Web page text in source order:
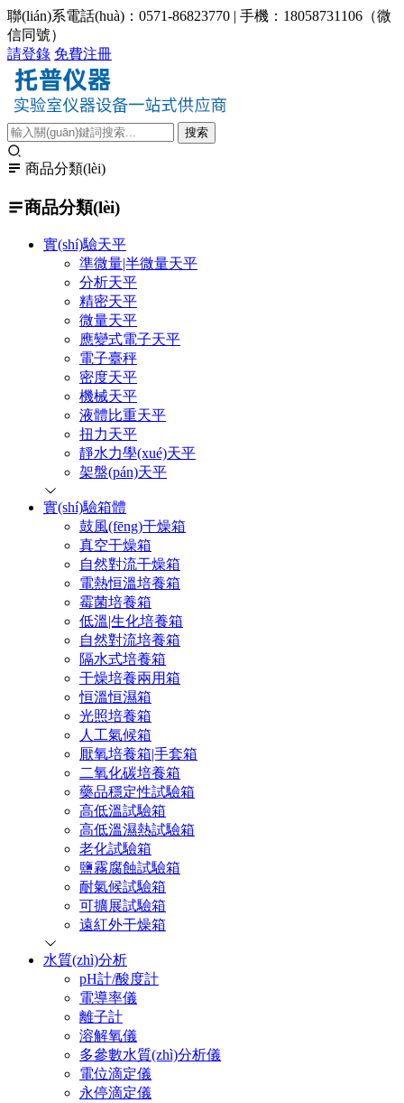
聯(lián)系電話(huà)：0571-86823770 | 手機：18058731106（微
信同號）
請登錄 免費注冊
商品分類(lèi)
商品分類(lèi)
實(shí)驗天平
準微量|半微量天平
分析天平
精密天平
微量天平
應變式電子天平
電子臺秤
密度天平
機械天平
液體比重天平
扭力天平
靜水力學(xué)天平
架盤(pán)天平
實(shí)驗箱體
鼓風(fēng)干燥箱
真空干燥箱
自然對流干燥箱
電熱恒溫培養箱
霉菌培養箱
低溫|生化培養箱
自然對流培養箱
隔水式培養箱
干燥培養兩用箱
恒溫恒濕箱
光照培養箱
人工氣候箱
厭氧培養箱|手套箱
二氧化碳培養箱
藥品穩定性試驗箱
高低溫試驗箱
高低溫濕熱試驗箱
老化試驗箱
鹽霧腐蝕試驗箱
耐氣候試驗箱
可擴展試驗箱
遠紅外干燥箱
水質(zhì)分析
pH計/酸度計
電導率儀
離子計
溶解氧儀
多參數水質(zhì)分析儀
電位滴定儀
永停滴定儀